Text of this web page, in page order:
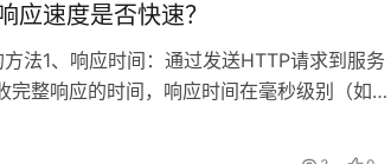
应速度是否快速？
法1、响应时间：通过发送HTTP请求到服务
完整响应的时间，响应时间在毫秒级别（如
，高带宽有助于提高HTTP请求的处理速度，3